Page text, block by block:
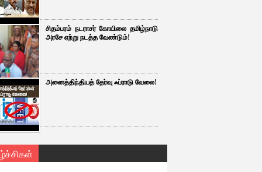
சிதம்பரம் நடராசர் கோயிலை தமிழ்நாடு
அரசே ஏற்று நடத்த வேண்டும்!
அனைத்திந்தியத் தேர்வு ஃப்ராடு வேலை!